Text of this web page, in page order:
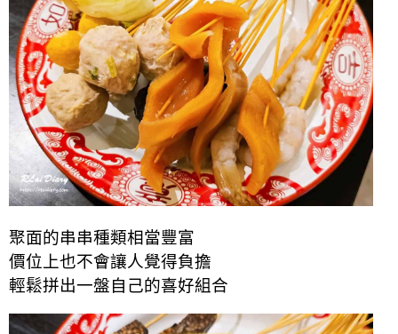
聚面的串串種類相當豐富
價位上也不會讓人覺得負擔
輕鬆拼出一盤自己的喜好組合